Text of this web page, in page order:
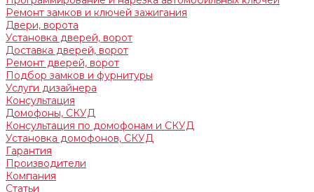
Ремонт замков и ключей зажигания
Двери, ворота
Установка дверей, ворот
Доставка дверей, ворот
Ремонт дверей, ворот
Подбор замков и фурнитуры
Услуги дизайнера
Консультация
Домофоны, СКУД
Консультация по домофонам и СКУД
Установка домофонов, СКУД
Гарантия
Производители
Компания
Статьи